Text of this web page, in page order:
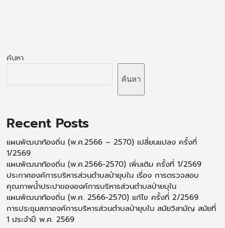
ค้นหา
ค้นหา
Recent Posts
แผนพัฒนาท้องถิ่น (พ.ศ.2566 – 2570) เปลี่ยนแปลง ครั้งที่
1/2569
แผนพัฒนาท้องถิ่น (พ.ศ.2566-2570) เพิ่มเติม ครั้งที่ 1/2569
ประกาศองค์การบริหารส่วนตำบลป่ายุบใน เรื่อง การตรวจสอบ
คุณภาพน้ำประปาขององค์การบริหารส่วนตำบลป่ายบุใน
แผนพัฒนาท้องถิ่น (พ.ศ. 2566-2570) แก้ไข ครั้งที่ 2/2569
การประชุมสภาองค์การบริหารส่วนตำบลป่ายุบใน สมัยวิสามัญ สมัยที่
1 ประจำปี พ.ศ. 2569